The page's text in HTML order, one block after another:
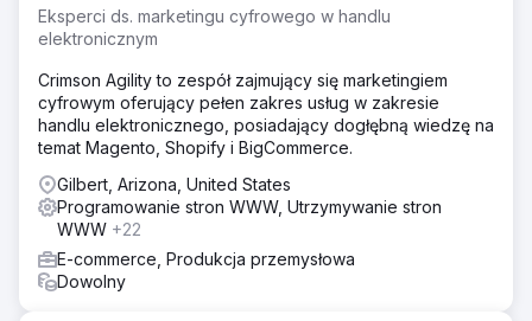
Przejdź do strony agencji
Eksperci ds. marketingu cyfrowego w handlu
elektronicznym
Crimson Agility to zespół zajmujący się marketingiem
cyfrowym oferujący pełen zakres usług w zakresie
handlu elektronicznego, posiadający dogłębną wiedzę na
temat Magento, Shopify i BigCommerce.
Gilbert, Arizona, United States
Programowanie stron WWW, Utrzymywanie stron
WWW +22
E-commerce, Produkcja przemysłowa
Dowolny